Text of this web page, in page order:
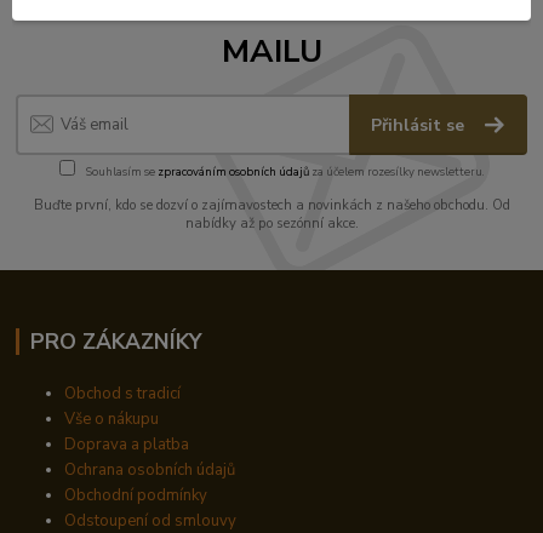
MAILU
Přihlásit se
Souhlasím se zpracováním osobních údajůza účelem rozesílky newsletteru.
Buďte první, kdo se dozví o zajímavostech a novinkách z našeho obchodu. Od
nabídky až po sezónní akce.
PRO ZÁKAZNÍKY
Obchod s tradicí
Vše o nákupu
Doprava a platba
Ochrana osobních údajů
Obchodní podmínky
Odstoupení od smlouvy